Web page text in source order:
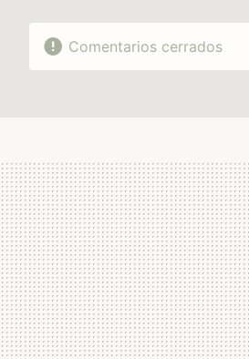
Comentarios cerrados